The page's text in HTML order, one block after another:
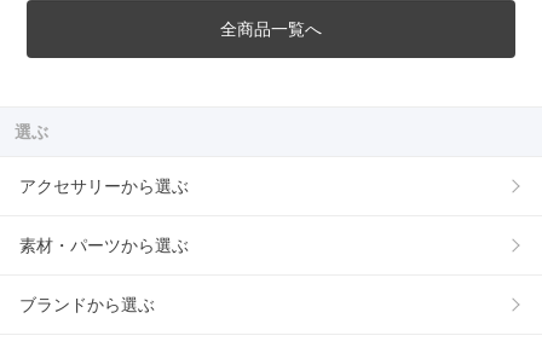
全商品一覧へ
選ぶ
アクセサリーから選ぶ
素材・パーツから選ぶ
ブランドから選ぶ